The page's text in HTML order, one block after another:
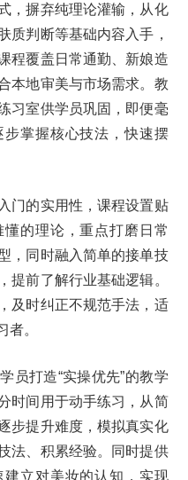
，摒弃纯理论灌输，从化
质判断等基础内容入手，
程覆盖日常通勤、新娘造
本地审美与市场需求。教
习室供学员巩固，即便毫
掌握核心技法，快速摆
门的实用性，课程设置贴
的理论，重点打磨日常
，同时融入简单的接单技
提前了解行业基础逻辑。
及时纠正不规范手法，适
者。
员打造“实操优先”的教学
时间用于动手练习，从简
步提升难度，模拟真实化
法、积累经验。同时提供
立对美妆的认知，实现